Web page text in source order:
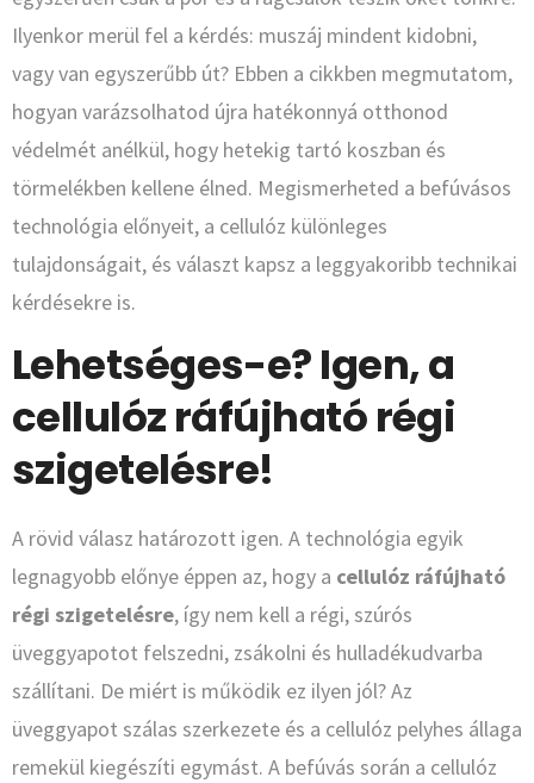
Ilyenkor merül fel a kérdés: muszáj mindent kidobni,
vagy van egyszerűbb út? Ebben a cikkben megmutatom,
hogyan varázsolhatod újra hatékonnyá otthonod
védelmét anélkül, hogy hetekig tartó koszban és
törmelékben kellene élned. Megismerheted a befúvásos
technológia előnyeit, a cellulóz különleges
tulajdonságait, és választ kapsz a leggyakoribb technikai
kérdésekre is.
Lehetséges-e? Igen, a
cellulóz ráfújható régi
szigetelésre!
A rövid válasz határozott igen. A technológia egyik
legnagyobb előnye éppen az, hogy a cellulóz ráfújható
régi szigetelésre, így nem kell a régi, szúrós
üveggyapotot felszedni, zsákolni és hulladékudvarba
szállítani. De miért is működik ez ilyen jól? Az
üveggyapot szálas szerkezete és a cellulóz pelyhes állaga
remekül kiegészíti egymást. A befúvás során a cellulóz